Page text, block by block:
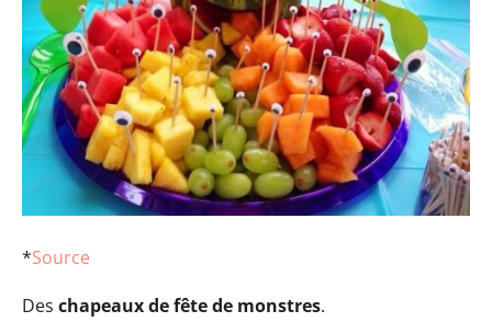
*Source
Des chapeaux de fête de monstres.